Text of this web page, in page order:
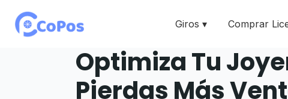
Giros ▾ Comprar
Optimiza Tu
Pierdas Más